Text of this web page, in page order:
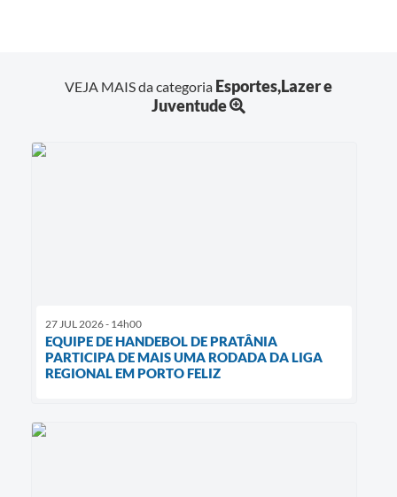
VEJA MAIS da categoria Esportes,Lazer e
Juventude
27 JUL 2026 - 14h00
EQUIPE DE HANDEBOL DE PRATÂNIA
PARTICIPA DE MAIS UMA RODADA DA LIGA
REGIONAL EM PORTO FELIZ